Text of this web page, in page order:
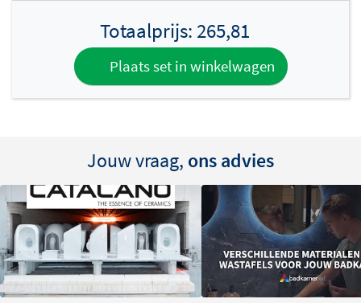
Totaalprijs: 265,81
Plaats set in winkelwagen
Jouw vraag, ons advies